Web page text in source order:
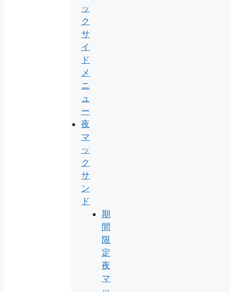
ッ
ク
サ
イ
ド
メ
ニ
ュ
ー
夜
マ
ッ
ク
サ
ン
ド
期
間
限
定
夜
マ